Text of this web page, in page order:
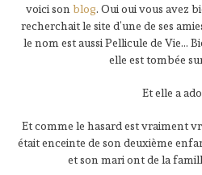
voici sonblog. Oui oui vous avez
recherchait le site d’une de ses
le nom est aussi Pellicule de Vie…
elle est tombée
Et elle a
Et comme le hasard est vraiment
était enceinte de son deuxième
et son mari ont de la